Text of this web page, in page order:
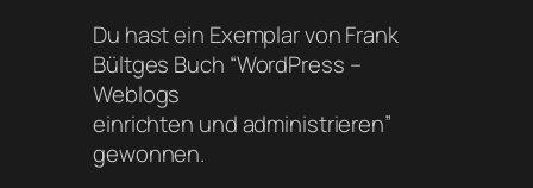
Du hast ein Exemplar von Frank
Bültges Buch “WordPress –
Weblogs
einrichten und administrieren”
gewonnen.